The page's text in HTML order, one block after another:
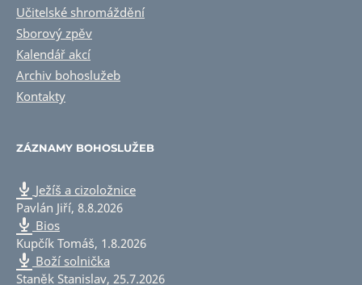
Učitelské shromáždění
Sborový zpěv
Kalendář akcí
Archiv bohoslužeb
Kontakty
ZÁZNAMY BOHOSLUŽEB
Ježíš a cizoložnice
Pavlán Jiří, 8.8.2026
Bios
Kupčík Tomáš, 1.8.2026
Boží solnička
Staněk Stanislav, 25.7.2026